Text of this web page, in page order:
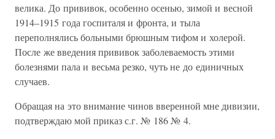
велика. До прививок, особенно осенью, зимой и весной
1914–1915 года госпиталя и фронта, и тыла
переполнялись больными брюшным тифом и холерой.
После же введения прививок заболеваемость этими
болезнями пала и весьма резко, чуть не до единичных
случаев.
Обращая на это внимание чинов вверенной мне дивизии,
подтверждаю мой приказ с.г. № 186 № 4.